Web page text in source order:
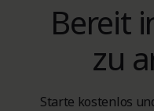
Bereit
zu
Starte kostenlos